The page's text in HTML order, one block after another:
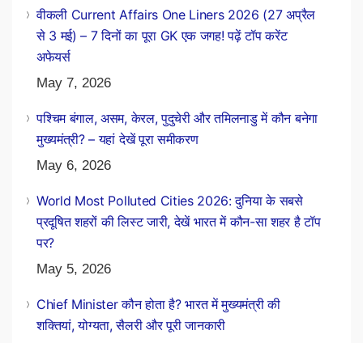
वीकली Current Affairs One Liners 2026 (27 अप्रैल
से 3 मई) – 7 दिनों का पूरा GK एक जगह! पढ़ें टॉप करेंट
अफेयर्स
May 7, 2026
पश्चिम बंगाल, असम, केरल, पुदुचेरी और तमिलनाडु में कौन बनेगा
मुख्यमंत्री? – यहां देखें पूरा समीकरण
May 6, 2026
World Most Polluted Cities 2026: दुनिया के सबसे
प्रदूषित शहरों की लिस्ट जारी, देखें भारत में कौन-सा शहर है टॉप
पर?
May 5, 2026
Chief Minister कौन होता है? भारत में मुख्यमंत्री की
शक्तियां, योग्यता, सैलरी और पूरी जानकारी